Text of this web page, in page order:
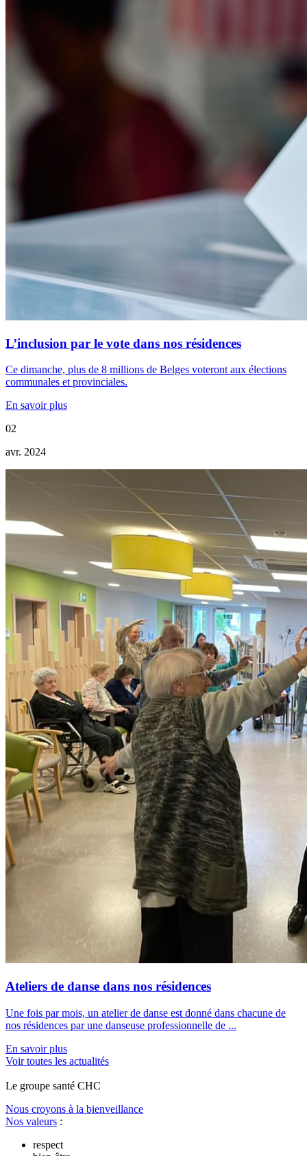
L’inclusion par le vote dans nos résidences
Ce dimanche, plus de 8 millions de Belges voteront aux élections
communales et provinciales.
En savoir plus
02
avr. 2024
Ateliers de danse dans nos résidences
Une fois par mois, un atelier de danse est donné dans chacune de
nos résidences par une danseuse professionnelle de ...
En savoir plus
Voir toutes les actualités
Le groupe santé CHC
Nous croyons à la bienveillance
Nos valeurs :
respect